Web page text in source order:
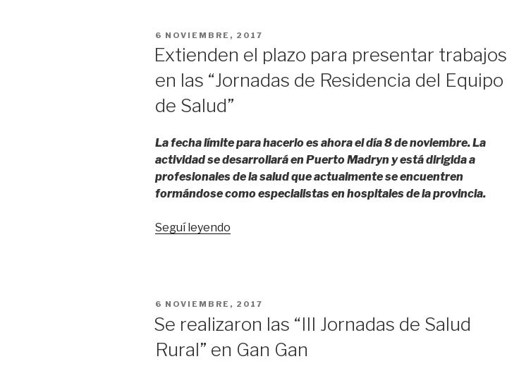
los
Derechos
a
de
niño/as
y
adolescentes”
PUBLICADO
6 NOVIEMBRE, 2017
Extienden el plazo para presentar trabajos
en las “Jornadas de Residencia del Equipo
de Salud”
La fecha límite para hacerlo es ahora el día 8 de noviembre. La
actividad se desarrollará en Puerto Madryn y está dirigida a
profesionales de la salud que actualmente se encuentren
formándose como especialistas en hospitales de la provincia.
Seguí leyendo
trabajos
en
las
PUBLICADO
6 NOVIEMBRE, 2017
Se realizaron las “III Jornadas de Salud
Rural” en Gan Gan